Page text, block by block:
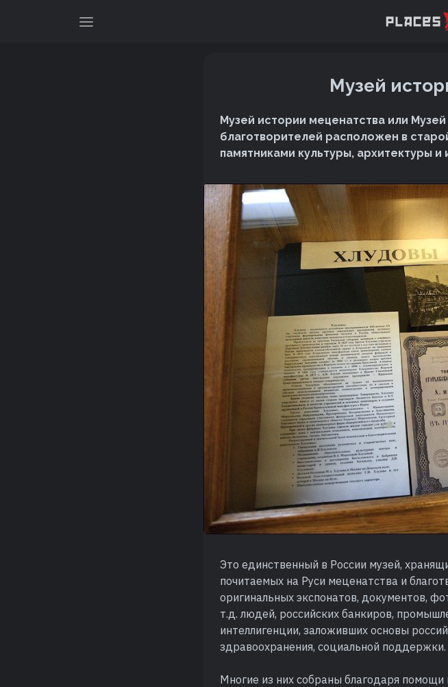
Музей
Музей истории меценатства или
благотворителей расположен в
памятниками культуры, архитектуры и
Это единственный в России музей,
почитаемых на Руси меценатства и
оригинальных экспонатов, документов,
т.д. людей, российских банкиров,
интеллигенции, заложивших основы
здравоохранения, социальной поддержки.
Многие из них собраны благодаря помощи